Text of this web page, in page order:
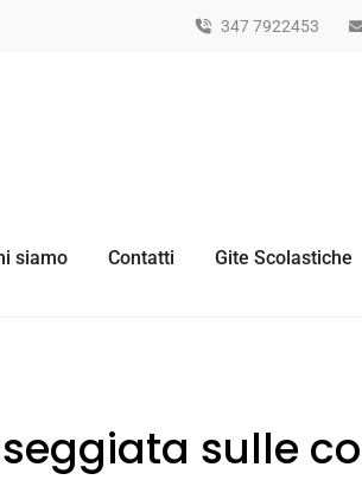
347 7922453
siamo Contatti Gite Scolastiche
sulle